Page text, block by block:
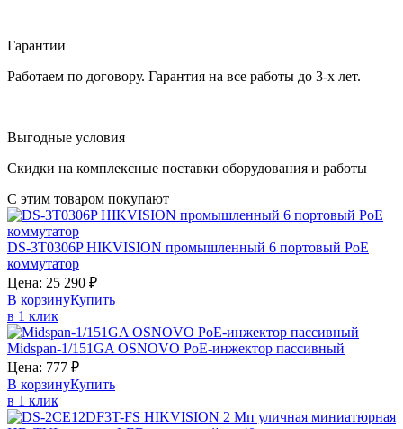
Гарантии
Работаем по договору. Гарантия на все работы до 3-х лет.
Выгодные условия
Скидки на комплексные поставки оборудования и работы
С этим товаром покупают
DS-3T0306PHIKVISION промышленный 6 портовый PoE
коммутатор
Цена: 25 290 ₽
В корзинуКупить
в 1 клик
Midspan-1/151GA OSNOVO PoE-инжектор пассивный
Цена: 777 ₽
В корзинуКупить
в 1 клик